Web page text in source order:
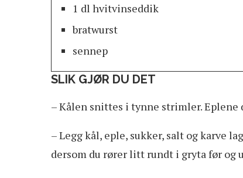
1 dl hvitvinseddik
bratwurst
sennep
SLIK GJØR DU DET
– Kålen snittes i tynne strimler.
– Legg kål, eple, sukker, salt og karve
dersom du rører litt rundt i gryta før og